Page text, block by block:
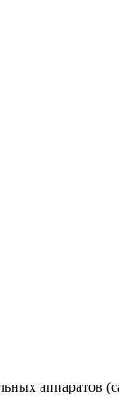
аппаратов